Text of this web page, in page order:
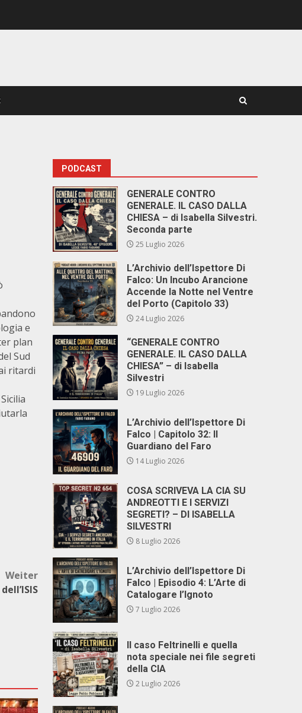
e
plan
Sud
ritardi
Weiter
PODCAST
GENERALE CONTRO
GENERALE. IL CASO DALLA
CHIESA – di Isabella Silvestri.
Seconda parte
25 Luglio 2026
L’Archivio dell’Ispettore Di
Falco: Un Incubo Arancione
Accende la Notte nel Ventre
del Porto (Capitolo 33)
24 Luglio 2026
“GENERALE CONTRO
GENERALE. IL CASO DALLA
CHIESA” – di Isabella
Silvestri
19 Luglio 2026
L’Archivio dell’Ispettore Di
Falco | Capitolo 32: Il
Guardiano del Faro
14 Luglio 2026
COSA SCRIVEVA LA CIA SU
ANDREOTTI E I SERVIZI
SEGRETI? – DI ISABELLA
SILVESTRI
8 Luglio 2026
L’Archivio dell’Ispettore Di
Falco | Episodio 4: L’Arte di
Catalogare l’Ignoto
7 Luglio 2026
Il caso Feltrinelli e quella
nota speciale nei file segreti
della CIA
2 Luglio 2026